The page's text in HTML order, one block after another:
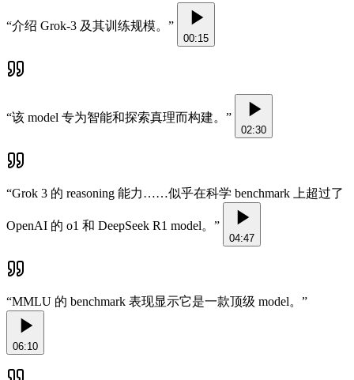
“介绍 Grok-3 及其训练规模。 ”
00:15
“该 model 专为智能和探索真理而构建。 ”
02:30
“Grok 3 的 reasoning 能力……似乎在科学 benchmark 上超过了
OpenAI 的 o1 和 DeepSeek R1 model。 ”
04:47
“MMLU 的 benchmark 表现显示它是一款顶级 model。 ”
06:10